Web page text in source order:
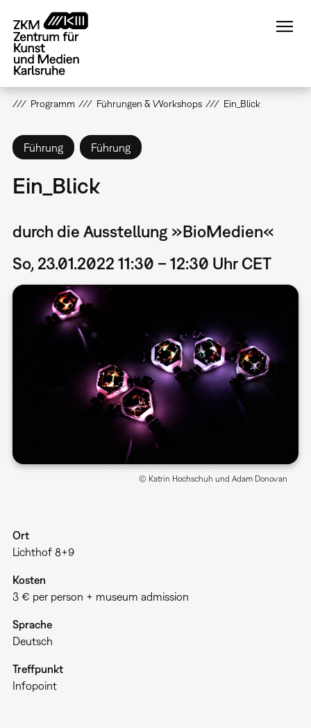
zum
Inhalt
Programm Führungen & Workshops Ein_Blick
Führung Führung
Ein_Blick
durch die Ausstellung »BioMedien«
So, 23.01.2022 11:30 – 12:30 Uhr CET
© Katrin Hochschuh und Adam Donovan
Ort
Lichthof 8+9
Kosten
3 € per person + museum admission
Sprache
Deutsch
Treffpunkt
Infopoint